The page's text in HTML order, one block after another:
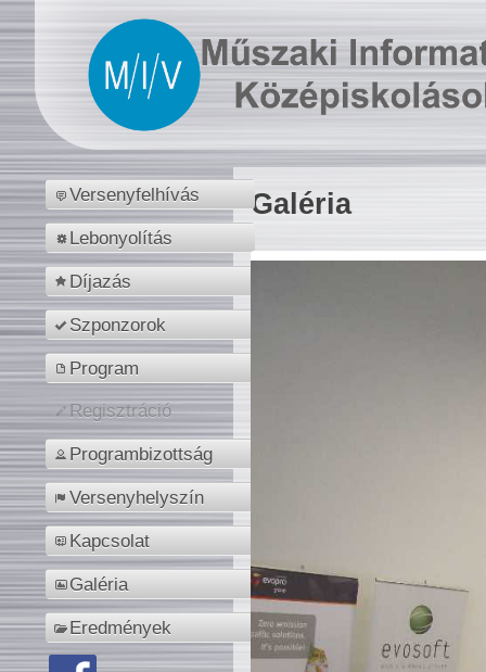
Versenyfelhívás
Lebonyolítás
Díjazás
Szponzorok
Program
Regisztráció
Programbizottság
Versenyhelyszín
Kapcsolat
Galéria
Eredmények
Galéria